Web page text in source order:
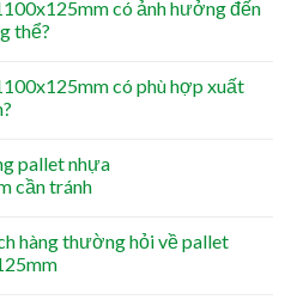
có ảnh hưởng đến
thể?
có phù hợp xuất
pallet nhựa
cần tránh
hàng thường hỏi về pallet